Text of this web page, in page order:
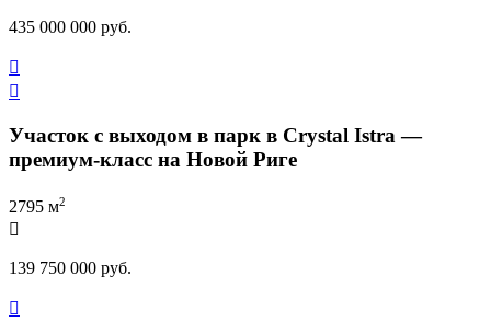
435 000 000 руб.


Участок с выходом в парк в Crystal Istra —
премиум-класс на Новой Риге
2795 м2

139 750 000 руб.
